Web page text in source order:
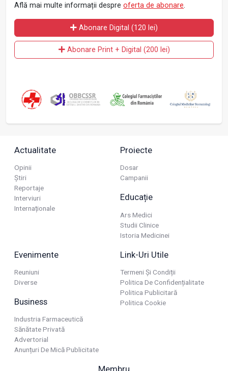
Află mai multe informații despre oferta de abonare.
Abonare Digital (120 lei)
Abonare Print + Digital (200 lei)
Actualitate
Opinii
Știri
Reportaje
Interviuri
Internaționale
Proiecte
Dosar
Campanii
Educație
Ars Medici
Studii Clinice
Istoria Medicinei
Evenimente
Reuniuni
Diverse
Business
Industria Farmaceutică
Sănătate Privată
Advertorial
Anunțuri De Mică Publicitate
Link-Uri Utile
Termeni Și Condiții
Politica De Confidențialitate
Politica Publicitară
Politica Cookie
Membru